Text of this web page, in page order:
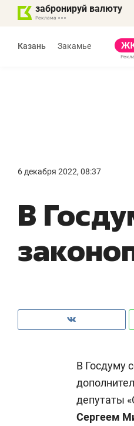
забронируй валюту
Казань Закамье
6 декабря 2022, 08:37
В
В Госдуму
депутаты
Сергеем